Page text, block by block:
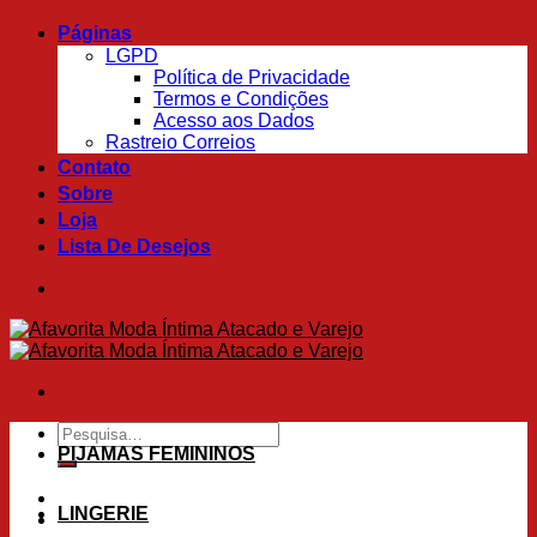
Skip
Páginas
LGPD
Política de Privacidade
Termos e Condições
Acesso aos Dados
Rastreio Correios
Contato
Sobre
Loja
Lista De Desejos
Pesquisar
por:
PIJAMAS FEMININOS
LINGERIE